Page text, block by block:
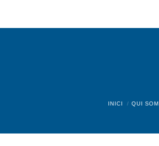
INICI QUI SOM